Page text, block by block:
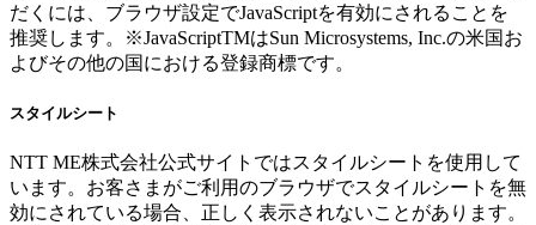
だくには、ブラウザ設定でJavaScriptを有効にされることを
推奨します。※JavaScriptTMはSun Microsystems, Inc.の米国お
よびその他の国における登録商標です。
スタイルシート
NTT ME株式会社公式サイトではスタイルシートを使用して
います。お客さまがご利用のブラウザでスタイルシートを無
効にされている場合、正しく表示されないことがあります。